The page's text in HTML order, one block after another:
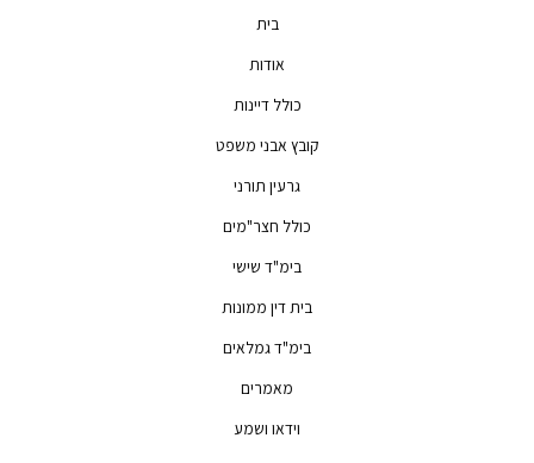
בית
אודות
כולל דיינות
קובץ אבני משפט
גרעין תורני
כולל חצר"מים
בימ"ד שישי
בית דין ממונות
בימ"ד גמלאים
מאמרים
וידאו ושמע